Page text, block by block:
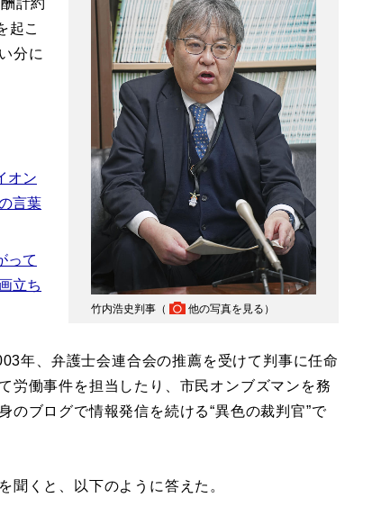
竹内浩史判事（ 他の写真を見る ）
起こ
分に
オン
言葉
って
立ち
年、弁護士会連合会の推薦を受けて判事に任命
労働事件を担当したり、市民オンブズマンを務
のブログで情報発信を続ける“異色の裁判官”で
くと、以下のように答えた。